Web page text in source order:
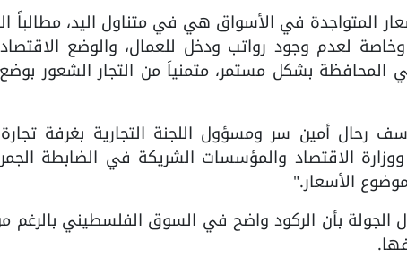
المتواجدة في الأسواق هي في متناول اليد، مطالباً
وخاصة لعدم وجود رواتب ودخل للعمال، والوضع
بشكل مستمر، متمنياَ من التجار الشعور بوضع
رحال أمين سر ومسؤول اللجنة التجارية بغرفة
الاقتصاد والمؤسسات الشريكة في الضابطة
الأسعار."
الجولة بأن الركود واضح في السوق الفلسطيني بالرغم